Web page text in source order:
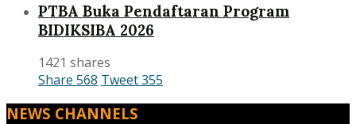
PTBA Buka Pendaftaran Program
BIDIKSIBA 2026
1421 shares
Share 568 Tweet355
NEWS CHANNELS